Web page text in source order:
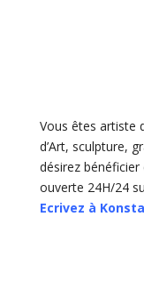
Vous êtes artiste
d’Art, sculpture,
désirez
ouverte 24H/24
Ecrivez à